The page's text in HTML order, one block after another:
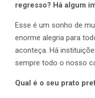
regresso? Há algum
Esse é um sonho de
enorme alegria para
aconteça. Há
sempre todo o nosso
Qual é o seu prato